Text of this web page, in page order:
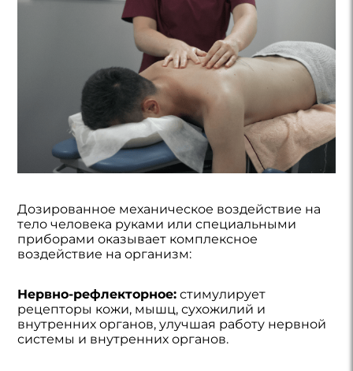
Дозированное механическое воздействие на
тело человека руками или специальными
приборами оказывает комплексное
воздействие на организм:
Нервно-рефлекторное: стимулирует
рецепторы кожи, мышц, сухожилий и
внутренних органов, улучшая работу нервной
системы и внутренних органов.